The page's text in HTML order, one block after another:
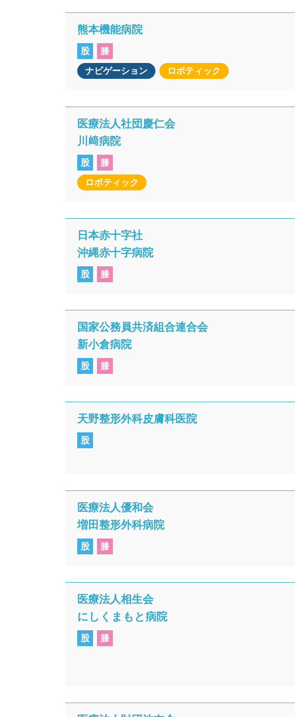
熊本機能病院
股
膝
ナビゲーション
ロボティック
医療法人社団慶仁会
川﨑病院
股
膝
ロボティック
日本赤十字社
沖縄赤十字病院
股 膝
国家公務員共済組合連合会
新小倉病院
股 膝
天野整形外科皮膚科医院
股
医療法人優和会
増田整形外科病院
股 膝
医療法人相生会
にしくまもと病院
股 膝